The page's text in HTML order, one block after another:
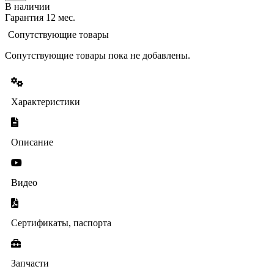
В наличии
Гарантия 12 мес.
Сопутствующие товары
Сопутствующие товары пока не добавлены.
Характеристики
Описание
Видео
Сертификаты, паспорта
Запчасти